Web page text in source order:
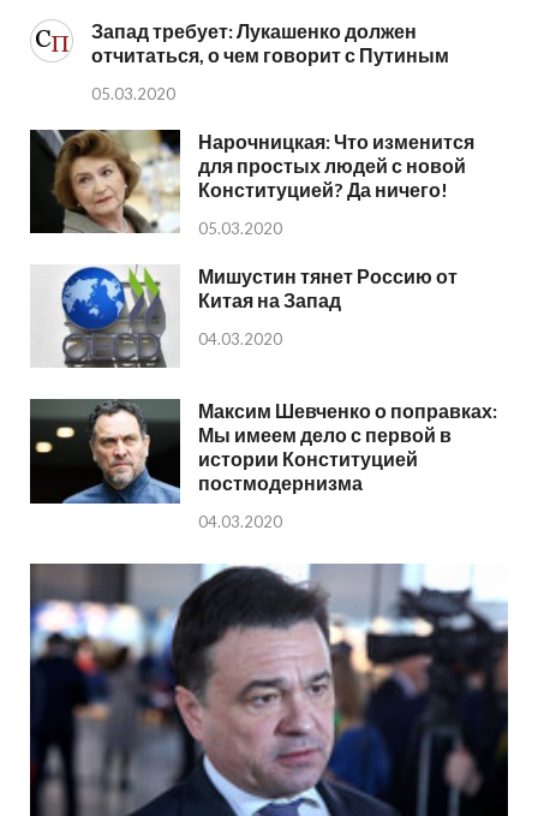
Запад требует: Лукашенко должен
отчитаться, о чем говорит с Путиным
05.03.2020
Нарочницкая: Что изменится
для простых людей с новой
Конституцией? Да ничего!
05.03.2020
Мишустин тянет Россию от
Китая на Запад
04.03.2020
Максим Шевченко о поправках:
Мы имеем дело с первой в
истории Конституцией
постмодернизма
04.03.2020